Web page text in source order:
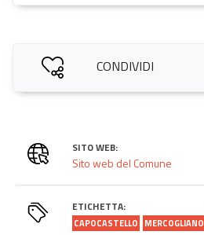
CONDIVIDI
SITO WEB:
Sito web del Comune
ETICHETTA:
CAPOCASTELLO MERCOGLIANO